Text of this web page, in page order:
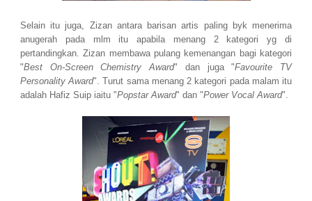
Selain itu juga, Zizan antara barisan artis paling byk menerima
anugerah pada mlm itu apabila menang 2 kategori yg di
pertandingkan. Zizan membawa pulang kemenangan bagi kategori
"Best On-Screen Chemistry Award" dan juga "Favourite TV
Personality Award". Turut sama menang 2 kategori pada malam itu
adalah Hafiz Suip iaitu "Popstar Award" dan "Power Vocal Award".